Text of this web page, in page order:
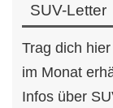
SUV-Letter
Trag dich
im Monat
Infos über